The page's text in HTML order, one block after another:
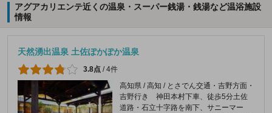
アグアカリエンテ近くの温泉・スーパー銭湯・銭湯など温浴施設
情報
天然湧出温泉 土佐ぽかぽか温泉
3.8点 /4件
高知県 / 高知 / とさでん交通・吉野方面・
吉野行き 神田本村下車、徒歩5分土佐
道路・石立十字路を南下、サニーマー